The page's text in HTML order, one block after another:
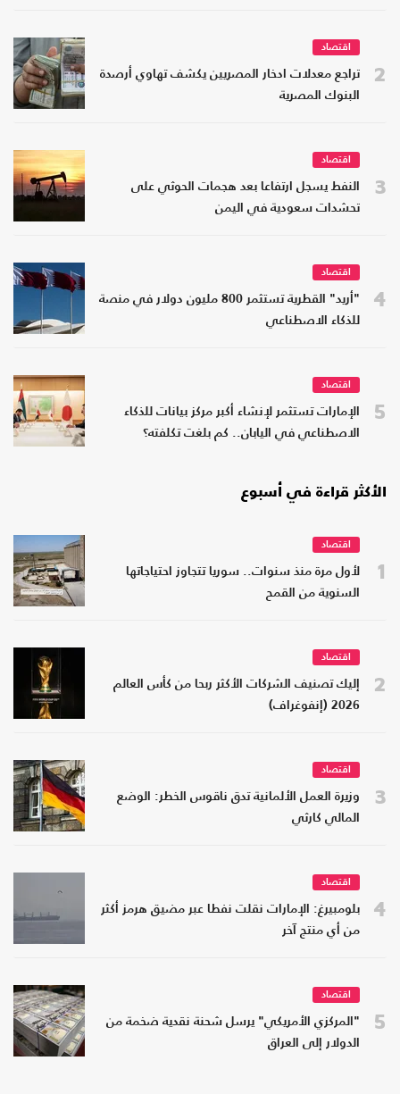
2
اقتصاد
تراجع معدلات ادخار المصريين يكشف تهاوي أرصدة
البنوك المصرية
3
اقتصاد
النفط يسجل ارتفاعا بعد هجمات الحوثي على
تحشدات سعودية في اليمن
4
اقتصاد
"أريد" القطرية تستثمر 800 مليون دولار في منصة
للذكاء الاصطناعي
5
اقتصاد
الإمارات تستثمر لإنشاء أكبر مركز بيانات للذكاء
الاصطناعي في اليابان.. كم بلغت تكلفته؟
الأكثر قراءة في أسبوع
1
اقتصاد
لأول مرة منذ سنوات.. سوريا تتجاوز احتياجاتها
السنوية من القمح
2
اقتصاد
إليك تصنيف الشركات الأكثر ربحا من كأس العالم
2026 (إنفوغراف)
3
اقتصاد
وزيرة العمل الألمانية تدق ناقوس الخطر: الوضع
المالي كارثي
4
اقتصاد
بلومبيرغ: الإمارات نقلت نفطا عبر مضيق هرمز أكثر
من أي منتج آخر
5
اقتصاد
"المركزي الأمريكي" يرسل شحنة نقدية ضخمة من
الدولار إلى العراق